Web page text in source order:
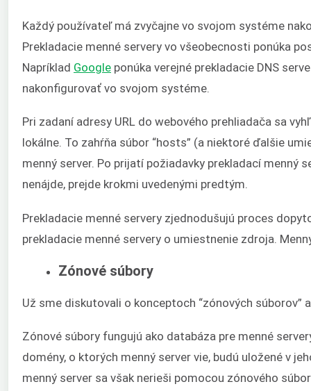
Každý používateľ má zvyčajne vo svojom systéme
Prekladacie menné servery vo všeobecnosti ponúka
Napríklad Google ponúka verejné prekladacie DNS
nakonfigurovať vo svojom systéme.
Pri zadaní adresy URL do webového prehliadača sa
lokálne. To zahŕňa súbor “hosts” (a niektoré ďalšie
menný server. Po prijatí požiadavky prekladací menný
nenájde, prejde krokmi uvedenými predtým.
Prekladacie menné servery zjednodušujú proces
prekladacie menné servery o umiestnenie zdroja.
Zónové súbory
Už sme diskutovali o konceptoch “zónových súborov”
Zónové súbory fungujú ako databáza pre menné
domény, o ktorých menný server vie, budú uložené v
menný server sa však nerieši pomocou zónového